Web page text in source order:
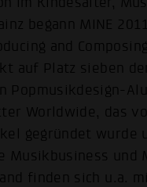
begann MINE
and
auf Platz sieben
Popmusikdesign-
Worldwide, das
gegründet wurde
Musikbusiness und
finden sich u.a.